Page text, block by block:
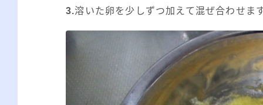
3.溶いた卵を少しずつ加えて混ぜ合わせま